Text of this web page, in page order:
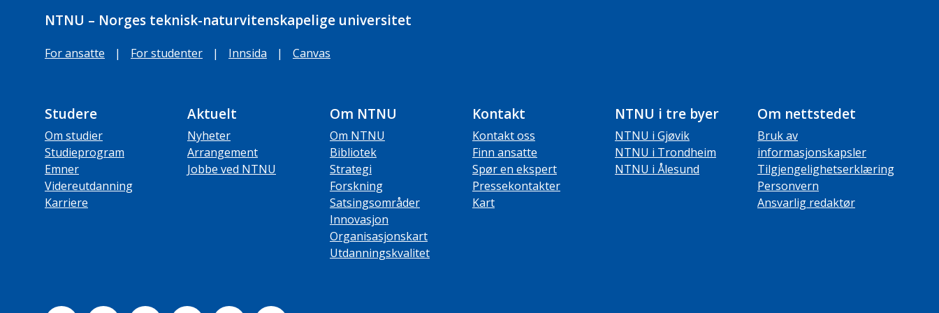
NTNU – Norges teknisk-naturvitenskapelige universitet
For ansatte | For studenter | Innsida | Canvas
Studere
Om studier
Studieprogram
Emner
Videreutdanning
Karriere
Aktuelt
Nyheter
Arrangement
Jobbe ved NTNU
Om NTNU
Om NTNU
Bibliotek
Strategi
Forskning
Satsingsområder
Innovasjon
Organisasjonskart
Utdanningskvalitet
Kontakt
Kontakt oss
Finn ansatte
Spør en ekspert
Pressekontakter
Kart
NTNU i tre byer
NTNU i Gjøvik
NTNU i Trondheim
NTNU i Ålesund
Om nettstedet
Bruk av
informasjonskapsler
Tilgjengelighetserklæring
Personvern
Ansvarlig redaktør